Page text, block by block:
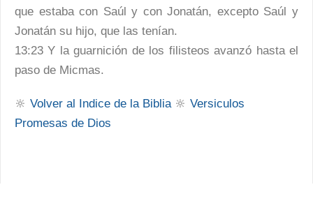
que estaba con Saúl y con Jonatán, excepto Saúl y
Jonatán su hijo, que las tenían.
13:23 Y la guarnición de los filisteos avanzó hasta el
paso de Micmas.
🔆 Volver al Indice de la Biblia🔆 Versiculos
Promesas de Dios